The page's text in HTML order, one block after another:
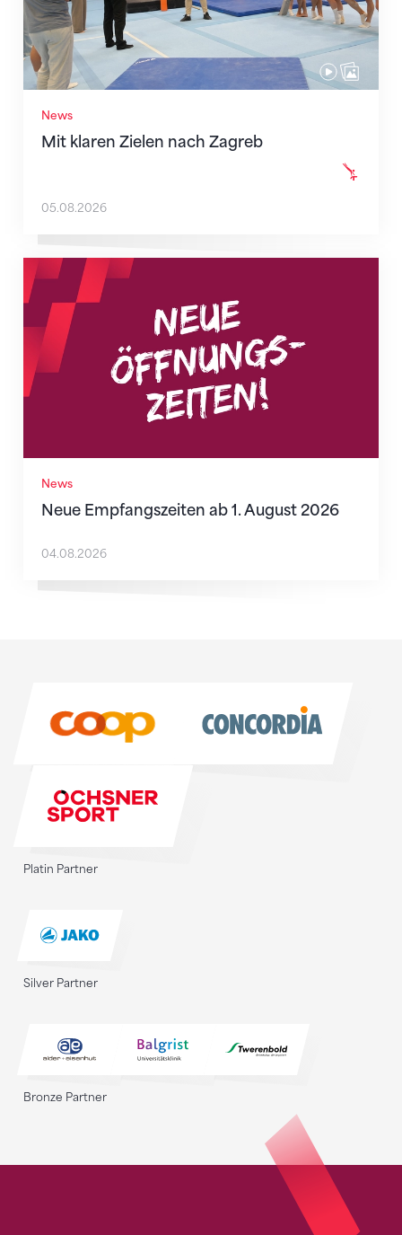
News
Mit klaren Zielen nach Zagreb
05.08.2026
News
Neue Empfangszeiten ab 1. August 2026
Neue Empfangszeiten ab 1. August 2026
04.08.2026
Platin Partner
Silver Partner
Bronze Partner